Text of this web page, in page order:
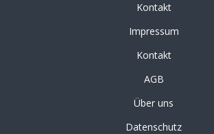
Kontakt
Impressum
Kontakt
AGB
Über uns
Datenschutz